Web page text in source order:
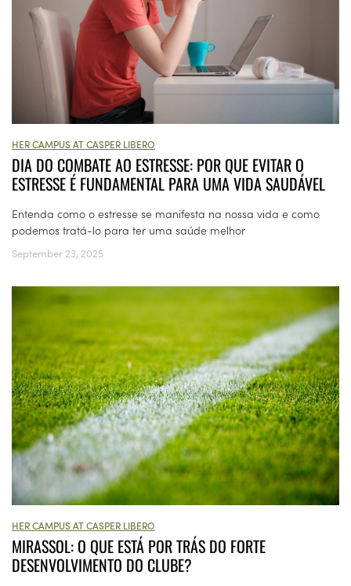
HER CAMPUS AT CASPER LIBERO
DIA DO COMBATE AO ESTRESSE: POR QUE EVITAR O
ESTRESSE É FUNDAMENTAL PARA UMA VIDA SAUDÁVEL
Entenda como o estresse se manifesta na nossa vida e como
podemos tratá-lo para ter uma saúde melhor
September 23, 2025
HER CAMPUS AT CASPER LIBERO
MIRASSOL: O QUE ESTÁ POR TRÁS DO FORTE
DESENVOLVIMENTO DO CLUBE?